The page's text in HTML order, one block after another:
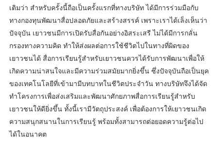
เติมว่า สำหรับครั้งนี้ถือเป็นครั้งแรกที่ทางบริษัท ได้มีการร่วมมือกับ
ทางกองทุนพัฒนาสื่อปลอดภัยและสร้างสรรค์ เพราะเราได้เล็งเห็นว่า
ปัจจุบัน เยาวชนมีการเปิดรับสื่อกันอย่างอิสระเสรี ไม่ได้มีการกลั่น
กรองทางความคิด ทำให้ส่งผลต่อการใช้ชีวิตไปในทางที่ผิดของ
เยาวชนได้ สื่อการเรียนรู้สำหรับเยาวชนควรได้รับการพัฒนาเพื่อให้
เกิดความน่าสนใจและมีความร่วมสมัยมากยิ่งขึ้น ซึ่งปัจจุบันถือเป็นยุค
ของเทคโนโลยีที่เข้ามามีบทบาทในชีวิตประจำวัน ทางบริษัทจึงได้จัด
ทำโครงการเพื่อส่งเสริมและพัฒนาศักยภาพสื่อการเรียนรู้สำหรับ
เยาวชนให้ดียิ่งขึ้น ทั้งนี้เรามีวัตถุประสงค์ เพื่อต้องการให้เยาวชนเกิด
ความสนุกสนานในการเรียนรู้ พร้อมทั้งสามารถต่อยอดความรู้ต่อไป
ได้ในอนาคต